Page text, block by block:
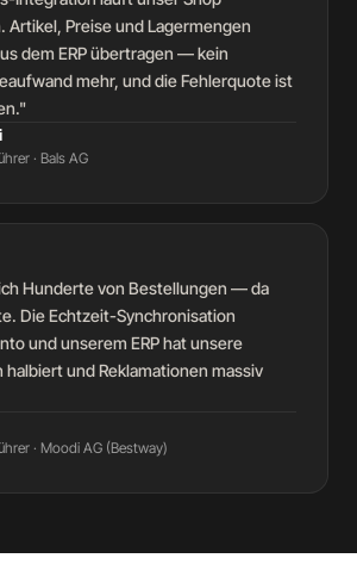
Artikel, Preise und Lagermengen
dem ERP übertragen — kein
mehr, und die Fehlerquote ist
· Bals AG
Hunderte von Bestellungen — da
Die Echtzeit-Synchronisation
und unserem ERP hat unsere
und Reklamationen massiv
· Moodi AG (Bestway)